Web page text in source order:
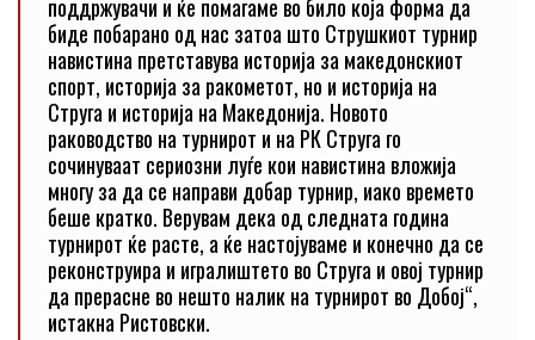
поддржувачи и ќе помагаме во било која форма да
биде побарано од нас затоа што Струшкиот турнир
навистина претставува историја за македонскиот
спорт, историја за ракометот, но и историја на
Струга и историја на Македонија. Новото
раководство на турнирот и на РК Струга го
сочинуваат сериозни луѓе кои навистина вложија
многу за да се направи добар турнир, иако времето
беше кратко. Верувам дека од следната година
турнирот ќе расте, а ќе настојуваме и конечно да се
реконструира и игралиштето во Струга и овој турнир
да прерасне во нешто налик на турнирот во Добој“,
истакна Ристовски.